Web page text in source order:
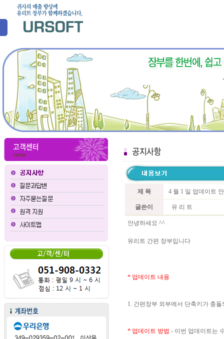
제 목 4 월 1 일 업데이트
글쓴이 유 리 트
안녕하세요 ^^
유리트 간편 장부입니다
* 업데이트 내용
1. 간편장부 외부에서 단축키가 충
* 업데이트 방법 - 이번 업데이트는